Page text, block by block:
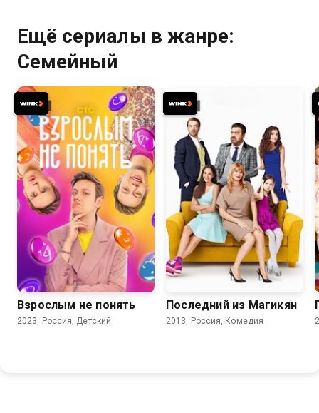
Ещё сериалы в жанре:
Семейный
8.1
Взрослым не понять
2023, Россия, Детский
7.4 5.1
Последний из Магикян
2013, Россия, Комедия